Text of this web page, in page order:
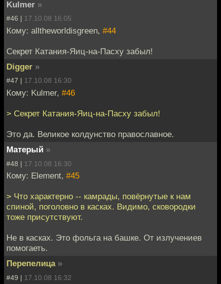
Kulmer »
#46 | 17.10.08 16:05
Кому: alltheworldisgreen, #44
Секрет Катания-Яиц-на-Пасху забыл!
Digger »
#47 | 17.10.08 16:30
Кому: Kulmer, #46
> Секрет Катания-Яиц-на-Пасху забыл!
Это да. Великое колдунство православное.
Матерый »
#48 | 17.10.08 16:30
Кому: Element, #45
> Что характерно -- камрады, повёрнутые к нам
спиной, поголовно в касках. Видимо, сковородки
тоже присутствуют.
Не в касках. Это фольга на башке. От излучениев
помогаеть.
Перепелица »
#49 | 17.10.08 16:32